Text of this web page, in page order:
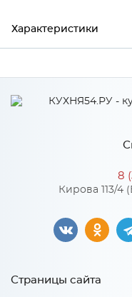
Характеристики
Высота
8
Кирова 113/4
Страницы сайта